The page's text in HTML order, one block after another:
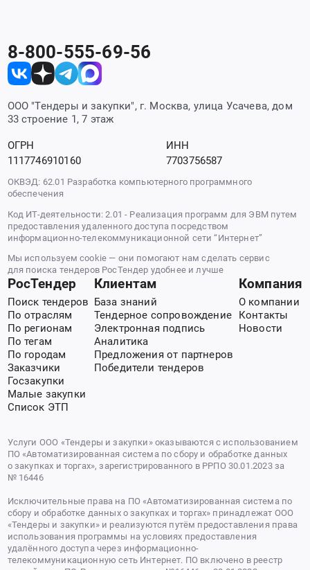
8-800-555-69-56
ООО "Тендеры и закупки", г. Москва, улица Усачева, дом
33 строение 1, 7 этаж
ОГРН
1117746910160
ИНН
7703756587
ОКВЭД: 62.01 Разработка компьютерного программного
обеспечения
Код ИТ-деятельности: 2.01 - Реализация программ для ЭВМ путем
предоставления удаленного доступа посредством
информационно-телекоммуникационной сети “Интернет”
Мы используем cookie — они помогают нам сделать сервис
для поиска тендеров РосТендер удобнее и лучше
РосТендер
Поиск тендеров
По отраслям
По регионам
По тегам
По городам
Заказчики
Госзакупки
Малые закупки
Список ЭТП
Клиентам
База знаний
Тендерное сопровождение
Электронная подпись
Аналитика
Предложения от партнеров
Победители тендеров
Компания
О компании
Контакты
Новости
Услуги ООО «Тендеры и закупки» оказываются с использованием
ПО «Автоматизированная система по сбору и обработке данных
о закупках и торгах», зарегистрированного в РРПО 30.01.2023 за
№ 16446
Исключительные права на ПО «Автоматизированная система по
сбору и обработке данных о закупках и торгах» принадлежат ООО
«Тендеры и закупки» и реализуются путём предоставления права
использования программы на условиях предоставления
удалённого доступа через информационно-
телекоммуникационную сеть Интернет. ПО включено в реестр